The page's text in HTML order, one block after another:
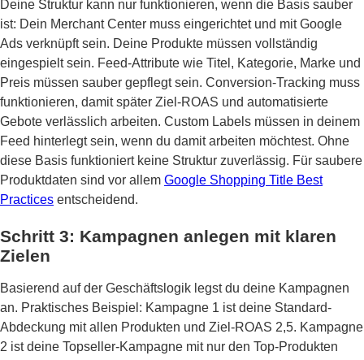
Deine Struktur kann nur funktionieren, wenn die Basis sauber
ist: Dein Merchant Center muss eingerichtet und mit Google
Ads verknüpft sein. Deine Produkte müssen vollständig
eingespielt sein. Feed-Attribute wie Titel, Kategorie, Marke und
Preis müssen sauber gepflegt sein. Conversion-Tracking muss
funktionieren, damit später Ziel-ROAS und automatisierte
Gebote verlässlich arbeiten. Custom Labels müssen in deinem
Feed hinterlegt sein, wenn du damit arbeiten möchtest. Ohne
diese Basis funktioniert keine Struktur zuverlässig. Für saubere
Produktdaten sind vor allem Google Shopping Title Best
Practices entscheidend.
Schritt 3: Kampagnen anlegen mit klaren
Zielen
Basierend auf der Geschäftslogik legst du deine Kampagnen
an. Praktisches Beispiel: Kampagne 1 ist deine Standard-
Abdeckung mit allen Produkten und Ziel-ROAS 2,5. Kampagne
2 ist deine Topseller-Kampagne mit nur den Top-Produkten